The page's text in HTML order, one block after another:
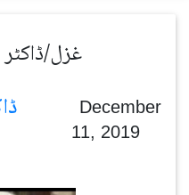
غزل/
December
11, 2019